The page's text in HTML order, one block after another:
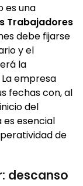
es una
Trabajadores
debe fijarse
y el
la
empresa
fechas con, al
del
esencial
de
descanso